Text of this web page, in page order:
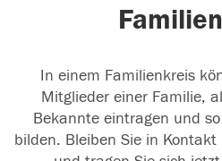
In einem Familienkreis
Mitglieder einer Familie,
Bekannte eintragen und
bilden. Bleiben Sie in